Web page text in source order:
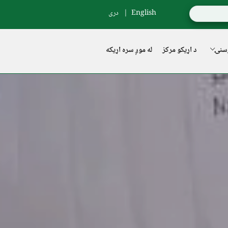
English دری
د اړیکو مرکز له موږ سره اړیکه